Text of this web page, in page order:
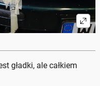
gładki, ale całkiem